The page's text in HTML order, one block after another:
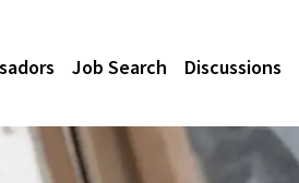
Job Search Discussions